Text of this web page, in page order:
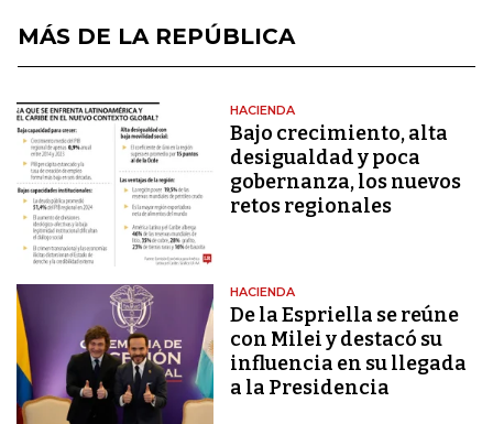
MÁS DE LA REPÚBLICA
HACIENDA
Bajo crecimiento, alta
desigualdad y poca
gobernanza, los nuevos
retos regionales
HACIENDA
De la Espriella se reúne
con Milei y destacó su
influencia en su llegada
a la Presidencia